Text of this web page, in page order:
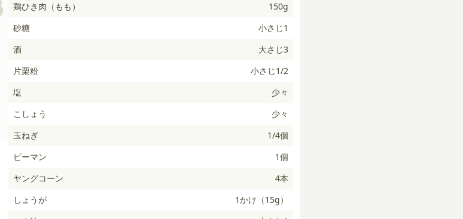
鶏ひき肉（もも）
150g
砂糖
小さじ1
酒
大さじ3
片栗粉
小さじ1/2
塩
少々
こしょう
少々
玉ねぎ
1/4個
ピーマン
1個
ヤングコーン
4本
しょうが
1かけ（15g）